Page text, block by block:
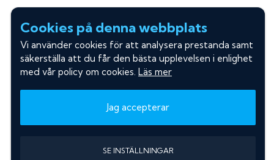
Cookies på denna webbplats
Vi använder cookies för att analysera prestanda samt
säkerställa att du får den bästa upplevelsen i enlighet
med vår policy om cookies. Läs mer
Jag accepterar
SE INSTÄLLNINGAR